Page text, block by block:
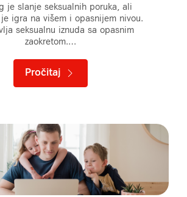
je slanje seksualnih poruka, ali
igra na višem i opasnijem nivou.
seksualnu iznuda sa opasnim
zaokretom.…
Pročitaj